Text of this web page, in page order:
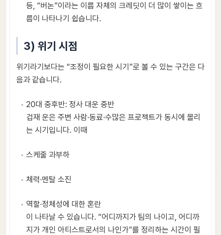
등, “버논”이라는 이름 자체의 크레딧이 더 많이 쌓이는 흐
름이 나타나기 쉽습니다.
3) 위기 시점
위기라기보다는 “조정이 필요한 시기”로 볼 수 있는 구간은 다
음과 같습니다.
20대 중후반: 정사 대운 중반
겁재 운은 주변 사람·동료·수많은 프로젝트가 동시에 몰리
는 시기입니다. 이때
스케줄 과부하
체력·멘탈 소진
역할·정체성에 대한 혼란
이 나타날 수 있습니다. “어디까지가 팀의 나이고, 어디까
지가 개인 아티스트로서의 나인가”를 정리하는 시간이 필